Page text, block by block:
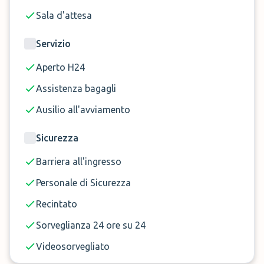
online.
Sala d'attesa
Servizio
Aperto H24
Assistenza bagagli
Ausilio all'avviamento
Sicurezza
Barriera all'ingresso
Personale di Sicurezza
Recintato
Sorveglianza 24 ore su 24
Videosorvegliato